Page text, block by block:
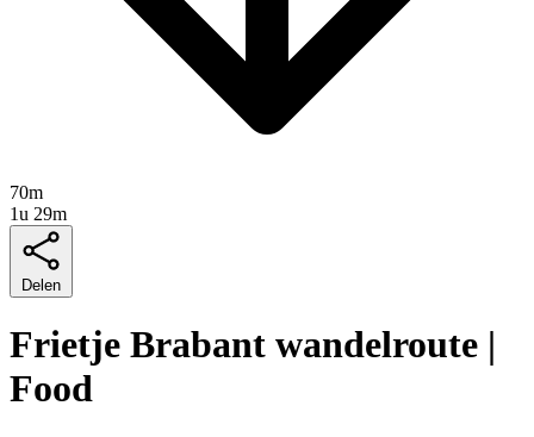
70m
1u 29m
Delen
Frietje Brabant wandelroute |
Food